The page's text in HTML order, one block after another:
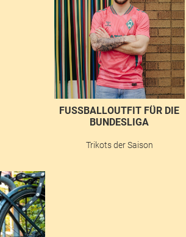
FUSSBALLOUTFIT FÜR DIE B
UNDESLIGA
Trikots der Saison